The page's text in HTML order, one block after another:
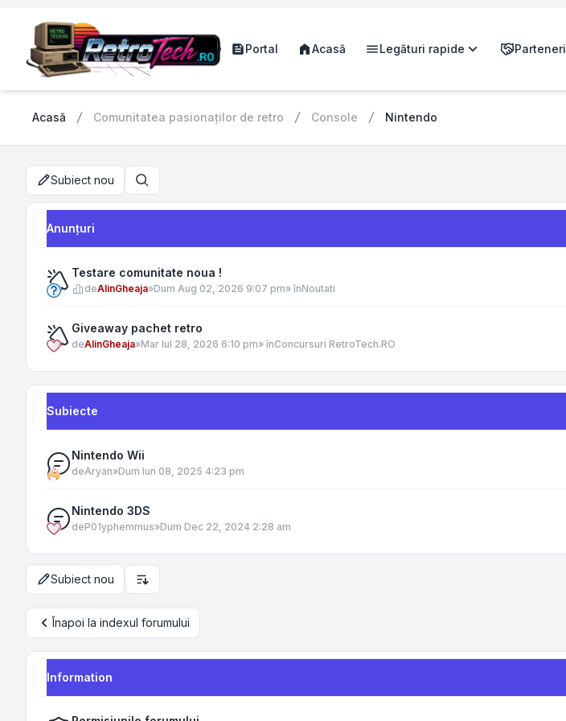
Portal Acasă Legături rapide Parteneri
Acasă Comunitatea pasionaților de retro Console Nintendo
Subiect nou Căutare
Anunţuri
Testare comunitate noua !
deAlinGheaja»Dum Aug 02, 2026 9:07 pm» înNoutati
Giveaway pachet retro
deAlinGheaja»Mar Iul 28, 2026 6:10 pm» înConcursuri RetroTech.RO
Subiecte
Nintendo Wii
deAryan»Dum Iun 08, 2025 4:23 pm
Nintendo 3DS
deP01yphemmus»Dum Dec 22, 2024 2:28 am
Subiect nou Opțiuni de sortare și afișare
Înapoi la indexul forumului
Information